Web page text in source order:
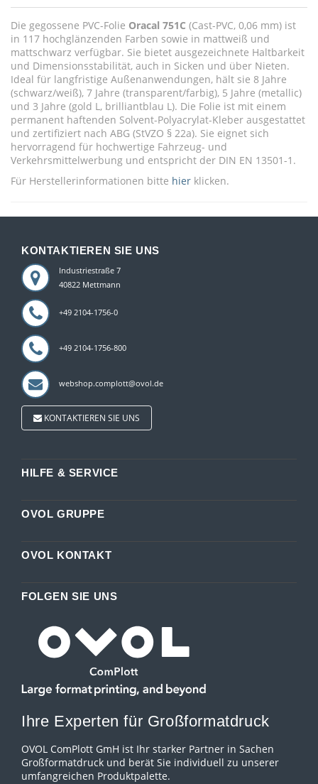
Die gegossene PVC-Folie Oracal 751C (Cast-PVC, 0,06 mm) ist
in 117 hochglänzenden Farben sowie in mattweiß und
mattschwarz verfügbar. Sie bietet ausgezeichnete Haltbarkeit
und Dimensionsstabilität, auch in Sicken und über Nieten.
Ideal für langfristige Außenanwendungen, hält sie 8 Jahre
(schwarz/weiß), 7 Jahre (transparent/farbig), 5 Jahre (metallic)
und 3 Jahre (gold L, brilliantblau L). Die Folie ist mit einem
permanent haftenden Solvent-Polyacrylat-Kleber ausgestattet
und zertifiziert nach ABG (StVZO § 22a). Sie eignet sich
hervorragend für hochwertige Fahrzeug- und
Verkehrsmittelwerbung und entspricht der DIN EN 13501-1.
Für Herstellerinformationen bitte hier klicken.
KONTAKTIEREN SIE UNS
Industriestraße 7
40822 Mettmann
+49 2104-1756-0
+49 2104-1756-800
webshop.complott@ovol.de
KONTAKTIEREN SIE UNS
HILFE & SERVICE
OVOL GRUPPE
OVOL KONTAKT
FOLGEN SIE UNS
Ihre Experten für Großformatdruck
OVOL ComPlott GmH ist Ihr starker Partner in Sachen
Großformatdruck und berät Sie individuell zu unserer
umfangreichen Produktpalette.